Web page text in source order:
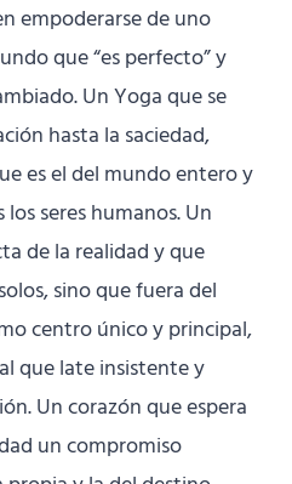
empoderarse de uno
que “es perfecto” y
Un Yoga que se
hasta la saciedad,
es el del mundo entero y
seres humanos. Un
de la realidad y que
sino que fuera del
centro único y principal,
que late insistente y
Un corazón que espera
un compromiso